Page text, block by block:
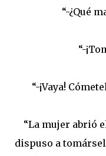
“-¿Qué
“-
“-¡Vaya!
“La mujer abrió
dispuso a